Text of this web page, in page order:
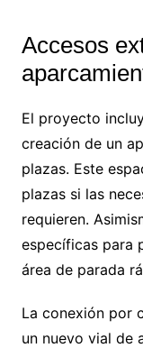
Accesos
El proyecto
creación de un
plazas. Este
plazas si las
requieren.
específicas para
área de parada
La conexión por
un nuevo vial de